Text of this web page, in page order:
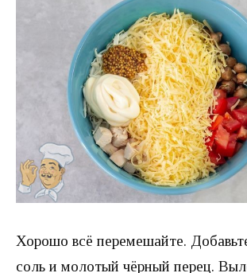
Хорошо всё перемешайте.
соль и молотый чёрный перец.